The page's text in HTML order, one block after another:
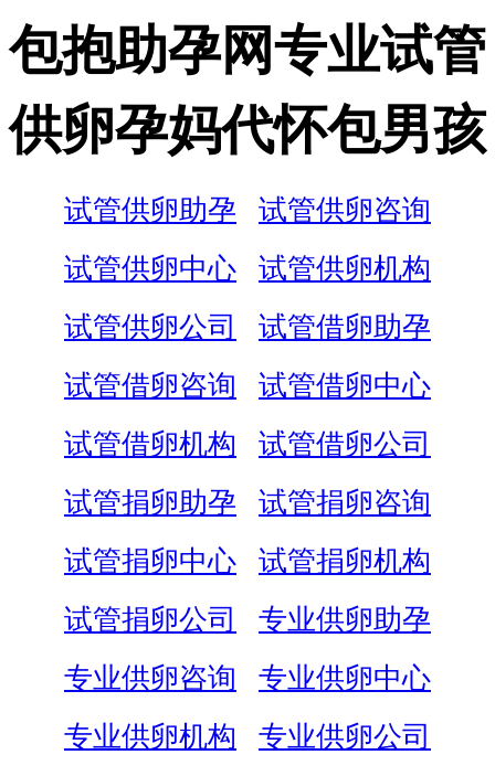
包抱助孕网专业试管
供卵孕妈代怀包男孩
试管供卵助孕
试管供卵咨询
试管供卵中心
试管供卵机构
试管供卵公司
试管借卵助孕
试管借卵咨询
试管借卵中心
试管借卵机构
试管借卵公司
试管捐卵助孕
试管捐卵咨询
试管捐卵中心
试管捐卵机构
试管捐卵公司
专业供卵助孕
专业供卵咨询
专业供卵中心
专业供卵机构
专业供卵公司